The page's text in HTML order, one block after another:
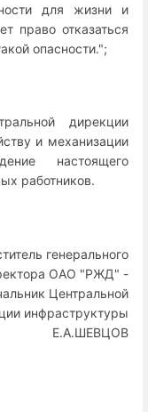
для жизни и
право отказаться
опасности.";
дирекции
и механизации
настоящего
работников.
генерального
ОАО "РЖД" -
Центральной
инфраструктуры
Е.А.ШЕВЦОВ